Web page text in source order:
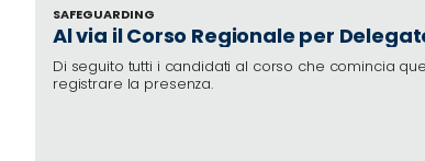
SAFEGUARDING
Al via il Corso Regionale per
Di seguito tutti i candidati al corso che comincia
registrare la presenza.